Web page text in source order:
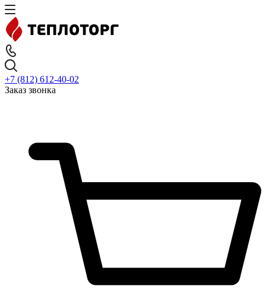
+7 (812) 612-40-02
Заказ звонка